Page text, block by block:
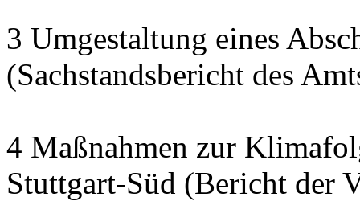
3 Umgestaltung eines
(Sachstandsbericht des
4 Maßnahmen zur
Stuttgart-Süd (Bericht der